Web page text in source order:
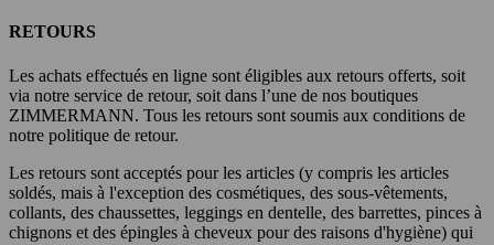
RETOURS
Les achats effectués en ligne sont éligibles aux retours offerts, soit
via notre service de retour, soit dans l’une de nos boutiques
ZIMMERMANN. Tous les retours sont soumis aux conditions de
notre politique de retour.
Les retours sont acceptés pour les articles (y compris les articles
soldés, mais à l'exception des cosmétiques, des sous-vêtements,
collants, des chaussettes, leggings en dentelle, des barrettes, pinces à
chignons et des épingles à cheveux pour des raisons d'hygiène) qui